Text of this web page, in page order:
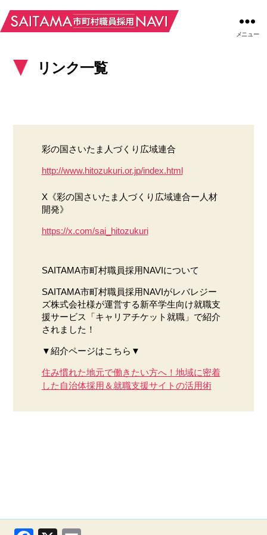
メニュー
リンク一覧
彩の国さいたま人づくり広域連合
http://www.hitozukuri.or.jp/index.html
X《彩の国さいたま人づくり広域連合ー人材
開発》
https://x.com/sai_hitozukuri
SAITAMA市町村職員採用NAVIについて
SAITAMA市町村職員採用NAVIがレバレジー
ズ株式会社様が運営する新卒学生向け就職支
援サービス「キャリアチケット就職」で紹介
されました！
▼紹介ページはこちら▼
住み慣れた地元で働きたい方へ！地域に密着
した自治体採用＆就職支援サイトの活用術